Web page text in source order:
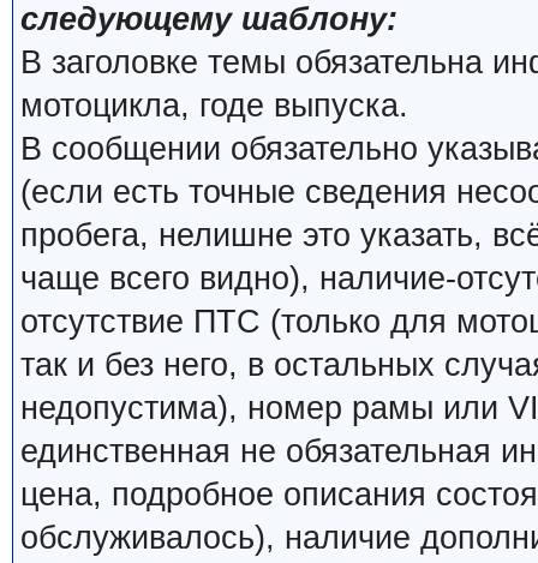
следующему шаблону:
В заголовке темы обязательна
мотоцикла, годе выпуска.
В сообщении обязательно
(если есть точные сведения
пробега, нелишне это указать,
чаще всего видно), наличие-
отсутствие ПТС (только для
так и без него, в остальных
недопустима), номер рамы или
единственная не обязательная
цена, подробное описания
обслуживалось), наличие